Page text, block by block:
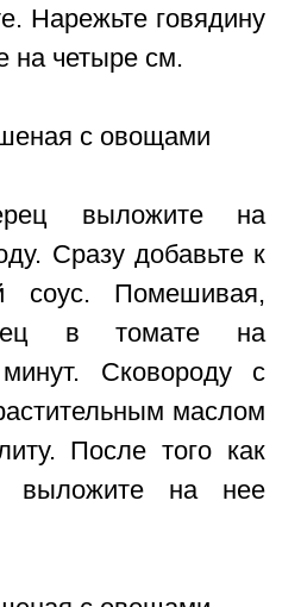
Нарежьте говядину
на четыре см.
выложите на
Сразу добавьте к
соус. Помешивая,
в томате на
Сковороду с
маслом
После того как
выложите на нее